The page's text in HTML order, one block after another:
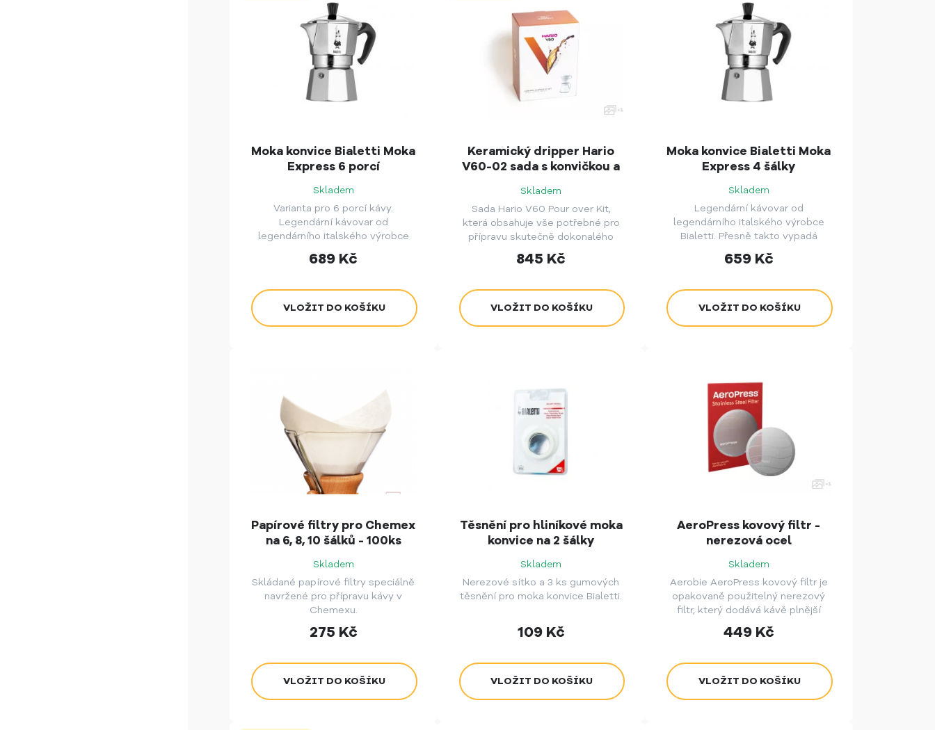
Moka konvice Bialetti Moka
Express 6 porcí
Skladem
Varianta pro 6 porcí kávy.
Legendární kávovar od
legendárního italského výrobce
Bialetti. Přesně takto vypadá
klasická hliníková italská moka
689 Kč
Keramický dripper Hario
V60-02 sada s konvičkou a
Skladem
Sada Hario V60 Pour over Kit,
která obsahuje vše potřebné pro
přípravu skutečně dokonalého
drippu.
845 Kč
Moka konvice Bialetti Moka
Express 4 šálky
Skladem
Legendární kávovar od
legendárního italského výrobce
Bialetti. Přesně takto vypadá
klasická hliníková italská moka
konvička. Varianta na 4 šálky kávy.
659 Kč
Papírové filtry pro Chemex
na 6, 8, 10 šálků - 100ks
Skladem
Skládané papírové filtry speciálně
navržené pro přípravu kávy v
Chemexu.
275 Kč
Těsnění pro hliníkové moka
konvice na 2 šálky
Skladem
Nerezové sítko a 3 ks gumových
těsnění pro moka konvice Bialetti.
109 Kč
AeroPress kovový filtr -
nerezová ocel
Skladem
Aerobie AeroPress kovový filtr je
opakovaně použitelný nerezový
filtr, který dodává kávě plnější
chuť a eliminuje potřebu
papírových filtrů.
449 Kč